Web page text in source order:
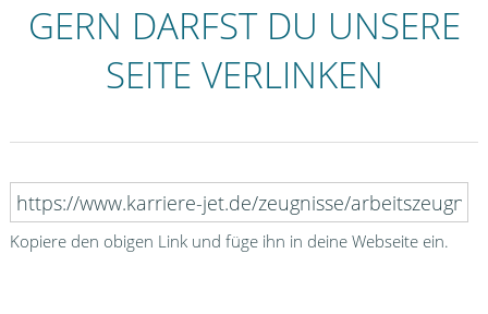
GERN DARFST DU UNSERE
SEITE VERLINKEN
Kopiere den obigen Link und füge ihn in deine Webseite ein.